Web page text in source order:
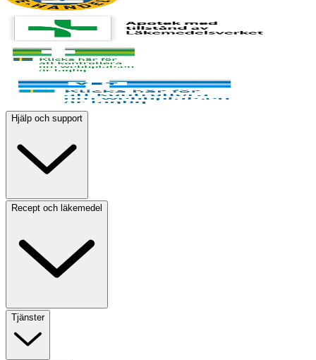
Hjälp och support
Recept och läkemedel
Tjänster